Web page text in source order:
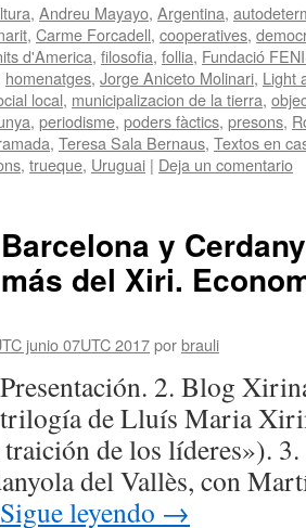
, Andreu Mayayo, Argentina,
, Carme Forcadell, cooperatives,
d'America, filosofia, follia, Fundació
homenatges, Jorge Aniceto Molinari, Light
local, municipalizacion de la tierra,
, periodisme, poders fàctics, presons,
, Teresa Sala Bernaus, Textos en
, trueque, Uruguai | Deja un comentario
y
del Xiri.
junio 07UTC 2017porbrauli
2. Blog
trilogía de Lluís Maria
de los líderes»).
del Vallès, con
Sigue leyendo →